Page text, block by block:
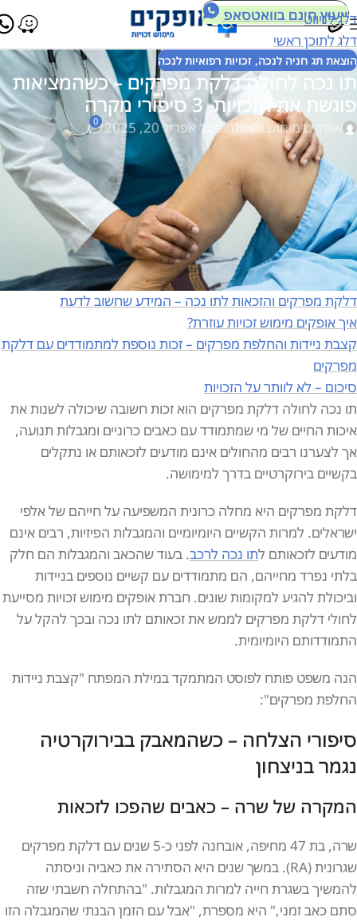
דלג לניווט
דלג לתוכן ראשי
ייעוץ חינם בוואטסאפ
הוצאת תג חניה לנכה, זכויות רפואיות לנכה
תו נכה לחולה דלקת מפרקים – כשהמציאות
פוגשת את הזכויות, 3 סיפורי מקרה
אופקים מימוש זכויותמופעל אפריל 20, 2025 0
תוכן עניינים
סיפורי הצלחה – כשהמאבק בבירוקרטיה נגמר בניצחון
המקרה של שרה – כאבים שהפכו לזכאות
הסיפור של דוד – כשהבירוקרטיה עומדת בדרך
המקרה של רחל – נדחתה בשל חוסר מודעות
האתגרים בקבלת תו נכה לחולה דלקת מפרקים
דלקת מפרקים והזכאות לתו נכה – המידע שחשוב לדעת
איך אופקים מימוש זכויות עוזרת?
קצבת ניידות והחלפת מפרקים – זכות נוספת למתמודדים עם דלקת
מפרקים
סיכום – לא לוותר על הזכויות
תו נכה לחולה דלקת מפרקים הוא זכות חשובה שיכולה לשנות את
איכות החיים של מי שמתמודד עם כאבים כרוניים ומגבלות תנועה,
אך לצערנו רבים מהחולים אינם מודעים לזכאותם או נתקלים
בקשיים בירוקרטיים בדרך למימושה.
דלקת מפרקים היא מחלה כרונית המשפיעה על חייהם של אלפי
ישראלים. למרות הקשיים היומיומיים והמגבלות הפיזיות, רבים אינם
מודעים לזכאותם לתו נכה לרכב. בעוד שהכאב והמגבלות הם חלק
בלתי נפרד מחייהם, הם מתמודדים עם קשיים נוספים בניידות
וביכולת להגיע למקומות שונים. חברת אופקים מימוש זכויות מסייעת
לחולי דלקת מפרקים לממש את זכאותם לתו נכה ובכך להקל על
התמודדותם היומיומית.
הנה משפט פותח לפוסט המתמקד במילת המפתח "קצבת ניידות
החלפת מפרקים":
סיפורי הצלחה – כשהמאבק בבירוקרטיה
נגמר בניצחון
המקרה של שרה – כאבים שהפכו לזכאות
שרה, בת 47 מחיפה, אובחנה לפני כ-5 שנים עם דלקת מפרקים
שגרונית (RA). במשך שנים היא הסתירה את כאביה וניסתה
להמשיך בשגרת חייה למרות המגבלות. "בהתחלה חשבתי שזה
סתם כאב זמני," היא מספרת, "אבל עם הזמן הבנתי שהמגבלה הזו